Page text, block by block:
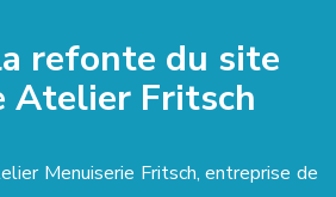
refonte du site
Atelier Fritsch
Menuiserie Fritsch, entreprise de